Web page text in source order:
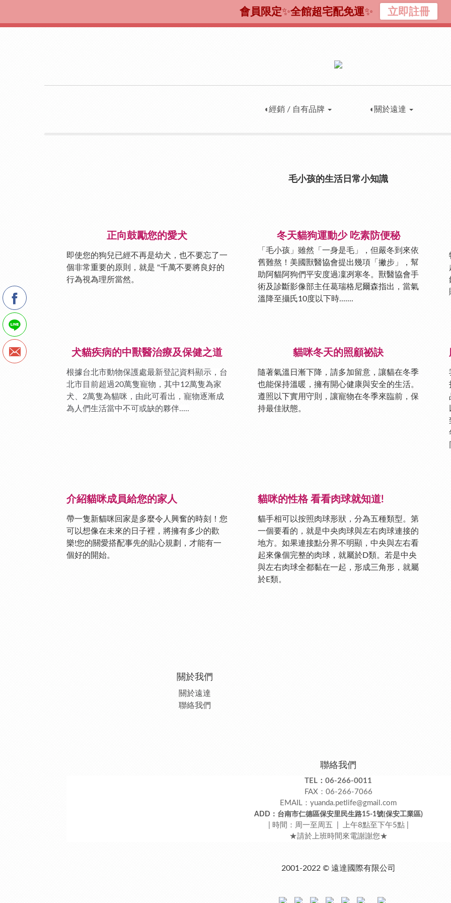
◖經銷 / 自有品牌 ◖關於遠達
毛小孩的生活日常小知識
正向鼓勵您的愛犬
即使您的狗兒已經不再是幼犬，也不要忘了一
個非常重要的原則，就是 "千萬不要將良好的
行為視為理所當然。
冬天貓狗運動少 吃素防便秘
「毛小孩」雖然「一身是毛」，但嚴冬到來依
舊難熬！美國獸醫協會提出幾項「撇步」，幫
助阿貓阿狗們平安度過凜冽寒冬。獸醫協會手
術及診斷影像部主任葛瑞格尼爾森指出，當氣
溫降至攝氏10度以下時.......
犬貓疾病的中獸醫治療及保健之道
根據台北市動物保護處最新登記資料顯示，台
北市目前超過20萬隻寵物，其中12萬隻為家
犬、2萬隻為貓咪，由此可看出，寵物逐漸成
為人們生活當中不可或缺的夥伴.....
貓咪冬天的照顧祕訣
隨著氣溫日漸下降，請多加留意，讓貓在冬季
也能保持溫暖，擁有開心健康與安全的生活。
遵照以下實用守則，讓寵物在冬季來臨前，保
持最佳狀態。
介紹貓咪成員給您的家人
帶一隻新貓咪回家是多麼令人興奮的時刻！您
可以想像在未來的日子裡，將擁有多少的歡
樂!您的關愛搭配事先的貼心規劃，才能有一
個好的開始。
貓咪的性格 看看肉球就知道!
貓手相可以按照肉球形狀，分為五種類型。第
一個要看的，就是中央肉球與左右肉球連接的
地方。如果連接點分界不明顯，中央與左右看
起來像個完整的肉球，就屬於D類。若是中央
與左右肉球全都黏在一起，形成三角形，就屬
於E類。
關於我們
關於遠達
聯絡我們
聯絡我們
TEL：06-266-0011
FAX：06-266-7066
EMAIL：yuanda.petlife@gmail.com
ADD：台南市仁德區保安里民生路15-1號(保安工業區)
| 時間：周一至周五 | 上午8點至下午5點 |
★請於上班時間來電謝謝您★
2001-2022 © 遠達國際有限公司
會員限定✨全館超宅配免運✨ 立即註冊